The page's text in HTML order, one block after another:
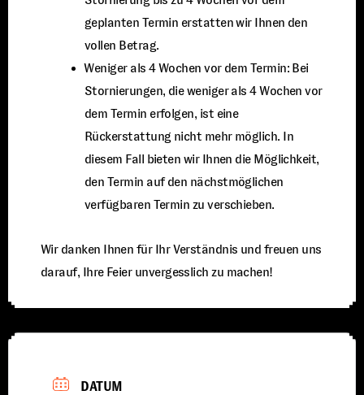
geplanten Termin erstatten wir Ihnen den
vollen Betrag.
⁠Weniger als 4 Wochen vor dem Termin: Bei
Stornierungen, die weniger als 4 Wochen vor
dem Termin erfolgen, ist eine
Rückerstattung nicht mehr möglich. In
diesem Fall bieten wir Ihnen die Möglichkeit,
den Termin auf den nächstmöglichen
verfügbaren Termin zu verschieben.
Wir danken Ihnen für Ihr Verständnis und freuen uns
darauf, Ihre Feier unvergesslich zu machen!
DATUM